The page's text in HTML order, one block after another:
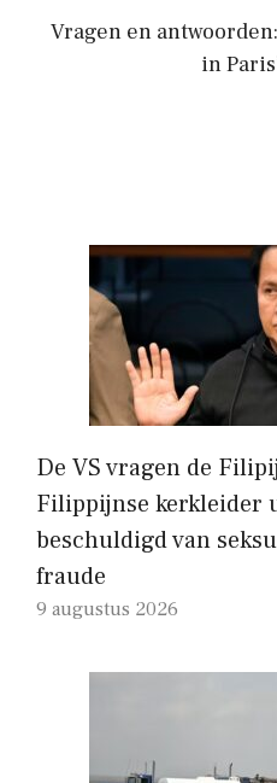
Vragen en
in
De VS vragen de
Filippijnse kerkleider
beschuldigd van
fraude
9 augustus 2026